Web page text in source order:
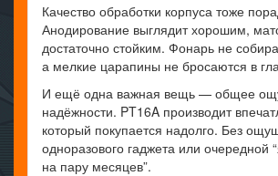
Качество обработки корпуса тоже
Анодирование выглядит хорошим,
достаточно стойким. Фонарь не
а мелкие царапины не бросаются в
И ещё одна важная вещь — общее
надёжности. PT16A производит
который покупается надолго. Без
одноразового гаджета или очередной
на пару месяцев”.